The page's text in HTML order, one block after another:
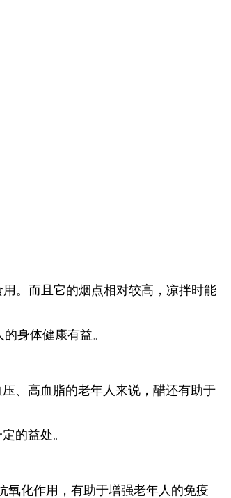
。而且它的烟点相对较高，凉拌时能
身体健康有益。
、高血脂的老年人来说，醋还有助于
的益处。
氧化作用，有助于增强老年人的免疫